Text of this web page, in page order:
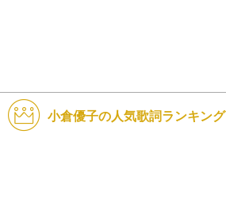
小倉優子の人気歌詞ランキング